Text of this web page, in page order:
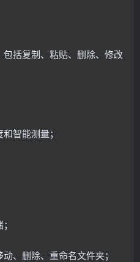
括复制、粘贴、删除、修改
智能测量；
、删除、重命名文件夹；